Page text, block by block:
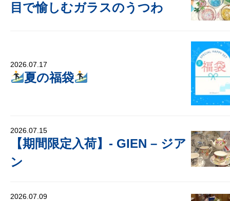
目で愉しむガラスのうつわ
2026.07.17
夏の福袋
2026.07.15
【期間限定入荷】- GIEN – ジア
ン
2026.07.09